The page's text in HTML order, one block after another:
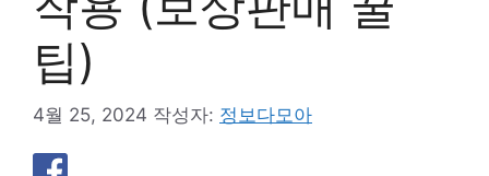
팁)
4월 25, 2024 작성자: 정보다모아